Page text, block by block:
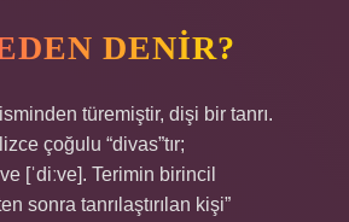
DENIR?
türemiştir, dişi bir tanrı.
çoğulu “divas”tır;
[ˈdiːve]. Terimin birincil
sonra tanrılaştırılan kişi”